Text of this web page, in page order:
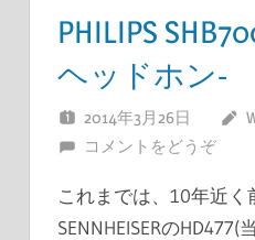
PHILIPS
ヘッドホン-
2014年3月26日
コメントをどうぞ
これまでは、10年近く
SENNHEISERの